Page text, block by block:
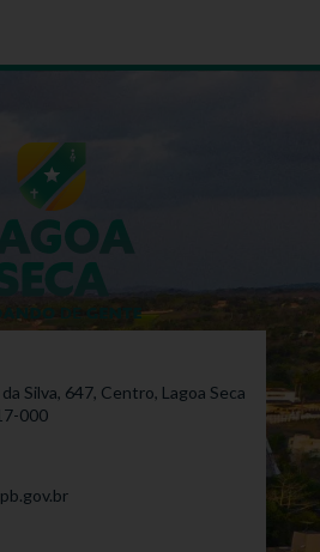
Silva, 647, Centro, Lagoa Seca
000